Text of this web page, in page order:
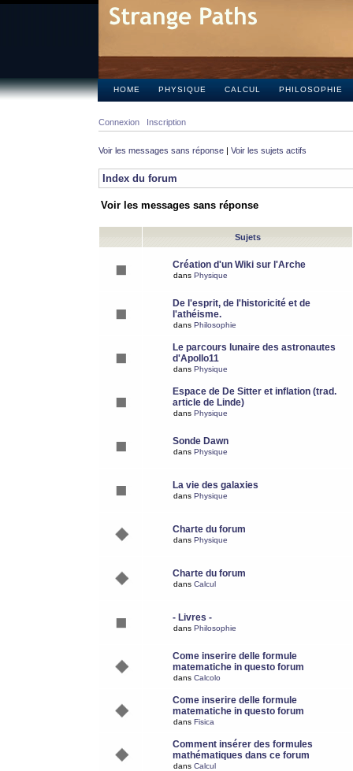
HOME PHYSIQUE CALCUL PHILOSOPHIE
Connexion Inscription
Voir les messages sans réponse | Voir les sujets actifs
Index du forum
Voir les messages sans réponse
Sujets
Création d'un Wiki sur l'Arche
dans Physique
De l'esprit, de l'historicité et de
l'athéisme.
dans Philosophie
Le parcours lunaire des astronautes
d'Apollo11
dans Physique
Espace de De Sitter et inflation (trad.
article de Linde)
dans Physique
Sonde Dawn
dans Physique
La vie des galaxies
dans Physique
Charte du forum
dans Physique
Charte du forum
dans Calcul
- Livres -
dans Philosophie
Come inserire delle formule
matematiche in questo forum
dans Calcolo
Come inserire delle formule
matematiche in questo forum
dans Fisica
Comment insérer des formules
mathématiques dans ce forum
dans Calcul